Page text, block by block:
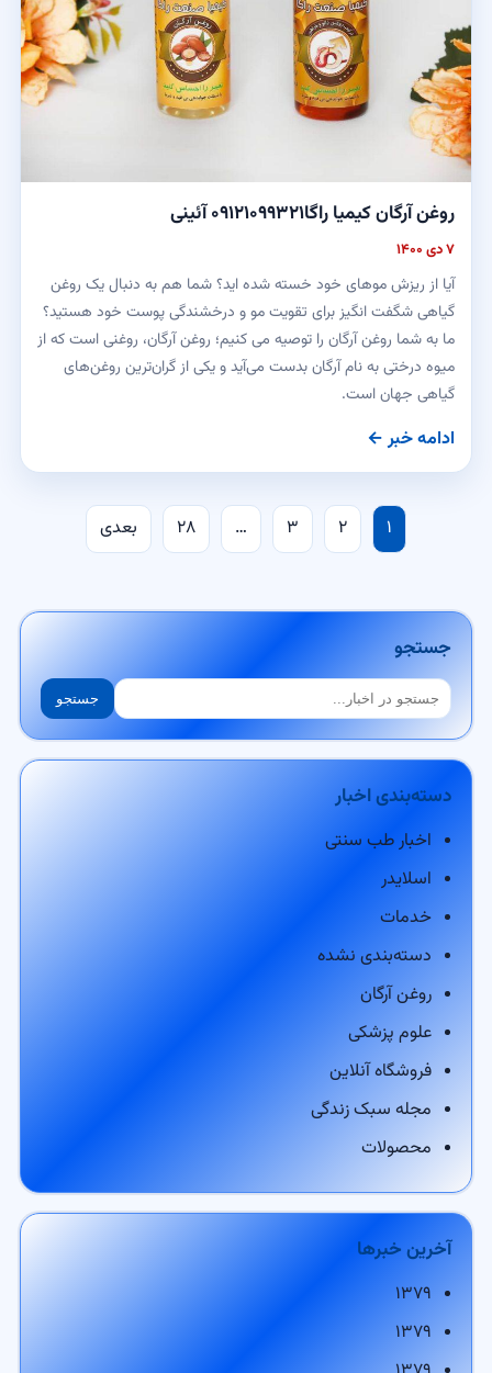
روغن آرگان کیمیا راگا۰۹۱۲۱۰۹۹۳۲۱ آئینی
۷ دی ۱۴۰۰
آیا از ریزش مو‌های خود خسته شده اید؟ شما هم به دنبال یک روغن
گیاهی شگفت انگیز برای تقویت مو و درخشندگی پوست خود هستید؟
ما به شما روغن آرگان را توصیه می کنیم؛ روغن آرگان، روغنی است که از
میوه درختی به نام آرگان بدست می‌آید و یکی از گران‌ترین روغن‌های
گیاهی جهان است.
ادامه خبر ←
صفحه‌بندی
۱ ۲ ۳ … ۲۸ بعدی
جستجو
جستجو جستجو
دسته‌بندی اخبار
اخبار طب سنتی
اسلایدر
خدمات
دسته‌بندی نشده
روغن آرگان
علوم پزشکی
فروشگاه آنلاین
مجله سبک زندگی
محصولات
آخرین خبرها
۱۳۷۹
۱۳۷۹